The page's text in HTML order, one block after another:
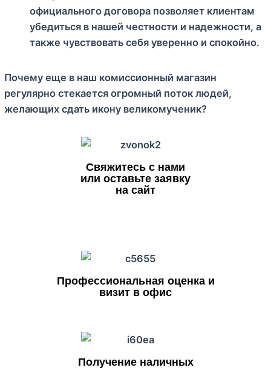
официального договора позволяет клиентам
убедиться в нашей честности и надежности, а
также чувствовать себя уверенно и спокойно.
Почему еще в наш комиссионный магазин
регулярно стекается огромный поток людей,
желающих сдать икону великомученик?
Свяжитесь с нами
или оставьте заявку
на сайт
Профессиональная оценка и
визит в офис
Получение наличных